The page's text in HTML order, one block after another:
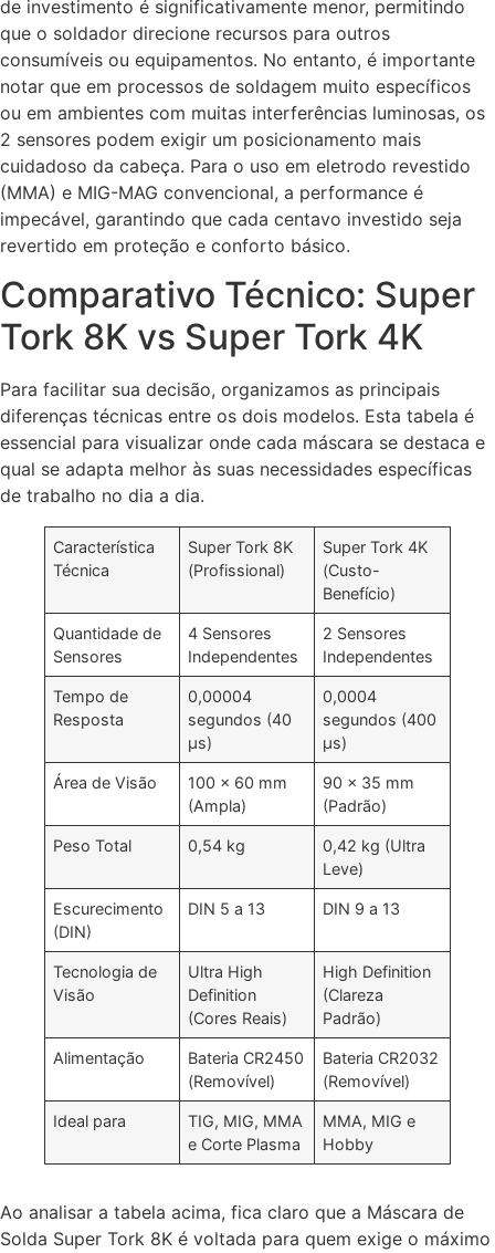
de investimento é significativamente menor, permitindo
que o soldador direcione recursos para outros
consumíveis ou equipamentos. No entanto, é importante
notar que em processos de soldagem muito específicos
ou em ambientes com muitas interferências luminosas, os
2 sensores podem exigir um posicionamento mais
cuidadoso da cabeça. Para o uso em eletrodo revestido
(MMA) e MIG-MAG convencional, a performance é
impecável, garantindo que cada centavo investido seja
revertido em proteção e conforto básico.
Comparativo Técnico: Super
Tork 8K vs Super Tork 4K
Para facilitar sua decisão, organizamos as principais
diferenças técnicas entre os dois modelos. Esta tabela é
essencial para visualizar onde cada máscara se destaca e
qual se adapta melhor às suas necessidades específicas
de trabalho no dia a dia.
Característica
Técnica
Super Tork 8K
(Profissional)
Super Tork 4K
(Custo-
Benefício)
Quantidade de
Sensores
4 Sensores
Independentes
2 Sensores
Independentes
Tempo de
Resposta
0,00004
segundos (40
µs)
0,0004
segundos (400
µs)
Área de Visão
100 x 60 mm
(Ampla)
90 x 35 mm
(Padrão)
Peso Total 0,54 kg
0,42 kg (Ultra
Leve)
Escurecimento
(DIN)
DIN 5 a 13 DIN 9 a 13
Tecnologia de
Visão
Ultra High
Definition
(Cores Reais)
High Definition
(Clareza
Padrão)
Alimentação
Bateria CR2450
(Removível)
Bateria CR2032
(Removível)
Ideal para
TIG, MIG, MMA
e Corte Plasma
MMA, MIG e
Hobby
Ao analisar a tabela acima, fica claro que a Máscara de
Solda Super Tork 8K é voltada para quem exige o máximo